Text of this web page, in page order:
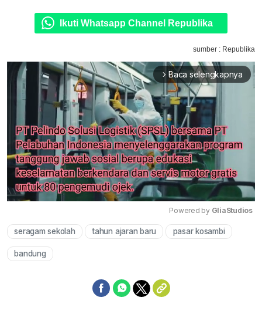
Ikuti Whatsapp Channel Republika
sumber : Republika
arrow_forward_ios Baca selengkapnya
Mute
Powered by GliaStudios
seragam sekolah tahun ajaran baru pasar kosambi
bandung